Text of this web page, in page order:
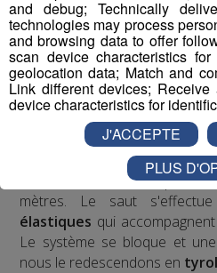
Vous l'avez compris, le
techniques dusaut de
et de latyrolienne. Le
harnais relié, de chaque
. Placé en haut du
d'envol de son choix, le
d'environ 30 mètres qui
mètres. Le saut
élastiques qui
Le système se bloque et
nous le redescendons en
and debug; Technically
technologies may process
and browsing data to offer
scan device characteristics
geolocation data; Match and
Link different devices;
device characteristics for
J'ACCEPTE
PLUS